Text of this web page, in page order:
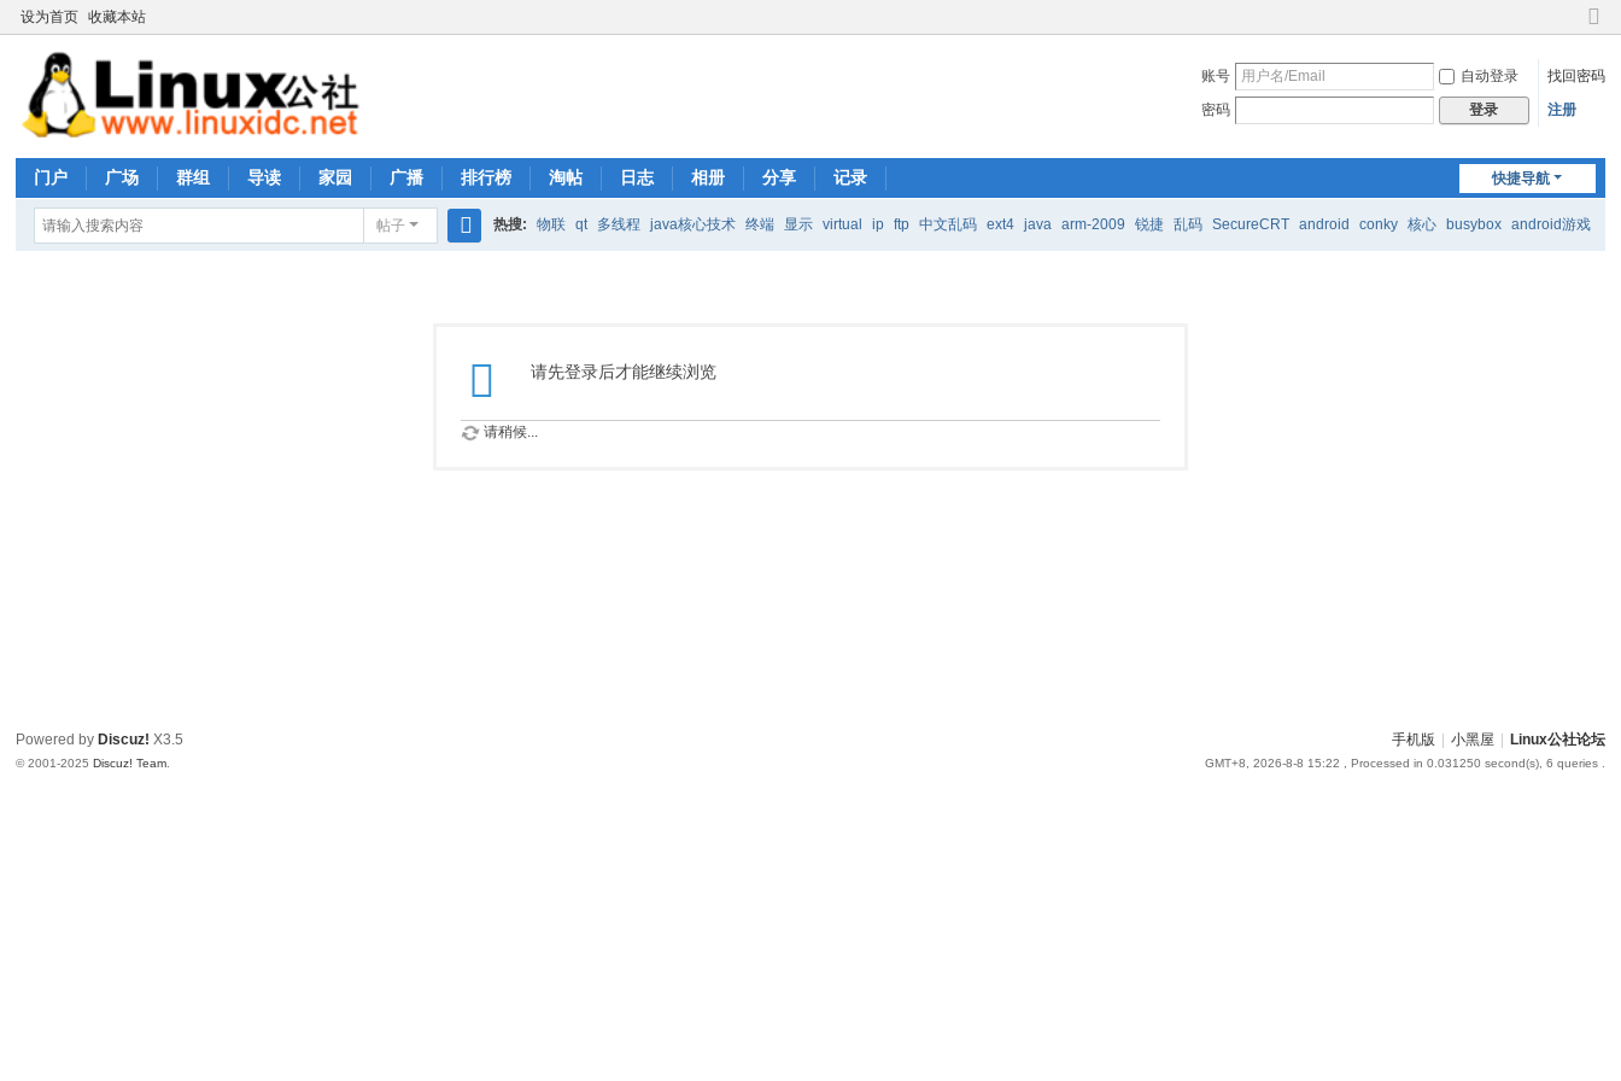
设为首页 收藏本站
切
到
账号 自动登录
找回密码
密码
登录 注册
快捷导航
门户 广场 群组 导读 家园 广播 排行榜 淘帖 日志 相册 分享 记录
帖子 热搜: 物联 qt 多线程 java核心技术 终端 显示 virtual ip ftp 中文乱码 ext4 java arm-2009 锐捷 乱码 SecureCRT android conky 核心 busybox android游戏
请先登录后才能继续浏览
请稍候...
手机版 小黑屋 Linux公社论坛
GMT+8, 2026-8-8 15:22 , Processed in 0.031250 second(s), 6 queries .
Powered by Discuz! X3.5
© 2001-2025Discuz! Team